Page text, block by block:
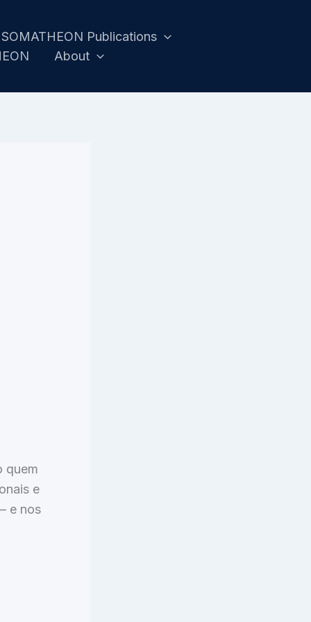
SOMATHEON Publications
About
quem
e
e nos